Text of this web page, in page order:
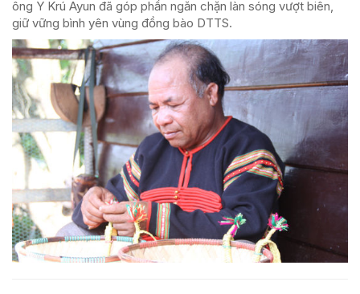
ông Y Krú Ayun đã góp phần ngăn chặn làn sóng vượt biên,
giữ vững bình yên vùng đồng bào DTTS.